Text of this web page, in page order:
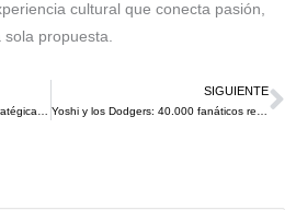
cultural que conecta pasión,
sola propuesta.
SIGUIENTE